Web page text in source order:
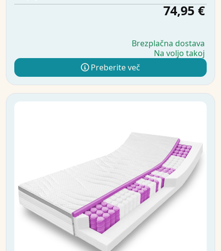
74,95 €
Brezplačna dostava
Na voljo takoj
Preberite več